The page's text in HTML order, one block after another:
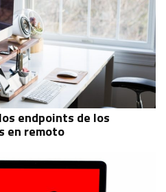
endpoints de los
en remoto